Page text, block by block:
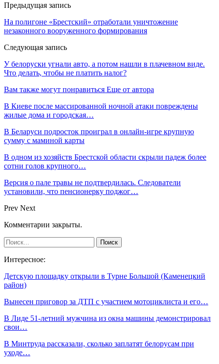
Предыдущая запись
На полигоне «Брестский» отработали уничтожение
незаконного вооруженного формирования
Следующая запись
У белоруски угнали авто, а потом нашли в плачевном виде.
Что делать, чтобы не платить налог?
Вам также могут понравиться Еще от автора
В Киеве после массированной ночной атаки повреждены
жилые дома и городская…
В Беларуси подросток проиграл в онлайн-игре крупную
сумму с маминой карты
В одном из хозяйств Брестской области скрыли падеж более
сотни голов крупного…
Версия о пале травы не подтвердилась. Следователи
установили, что пенсионерку поджог…
Prev Next
Комментарии закрыты.
Интересное:
Детскую площадку открыли в Турне Большой (Каменецкий
район)
Вынесен приговор за ДТП с участием мотоциклиста и его…
В Лиде 51-летний мужчина из окна машины демонстрировал
свои…
В Минтруда рассказали, сколько заплатят белорусам при
уходе…